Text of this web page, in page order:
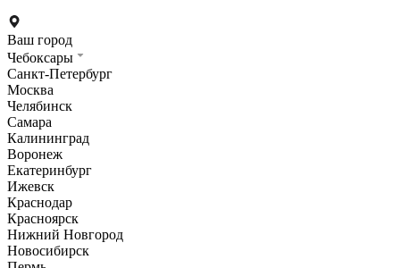
Ваш город
Чебоксары
Санкт-Петербург
Москва
Челябинск
Самара
Калининград
Воронеж
Екатеринбург
Ижевск
Краснодар
Красноярск
Нижний Новгород
Новосибирск